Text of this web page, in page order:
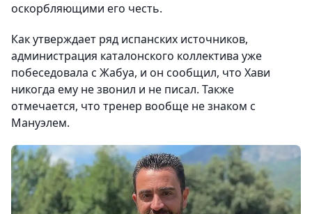
оскорбляющими его честь.
Как утверждает ряд испанских источников,
администрация каталонского коллектива уже
побеседовала с Жабуа, и он сообщил, что Хави
никогда ему не звонил и не писал. Также
отмечается, что тренер вообще не знаком с
Мануэлем.